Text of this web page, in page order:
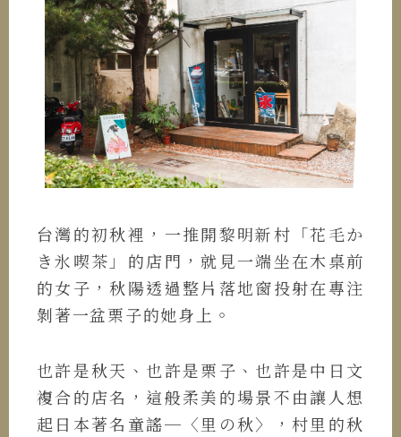
台灣的初秋裡，一推開黎明新村「花毛か
き氷喫茶」的店門，就見一端坐在木桌前
的女子，秋陽透過整片落地窗投射在專注
剝著一盆栗子的她身上。
也許是秋天、也許是栗子、也許是中日文
複合的店名，這般柔美的場景不由讓人想
起日本著名童謠─〈里の秋〉，村里的秋